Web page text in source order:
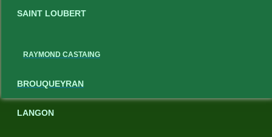
SAINT LOUBERT
RAYMOND CASTAING
BROUQUEYRAN
LANGON